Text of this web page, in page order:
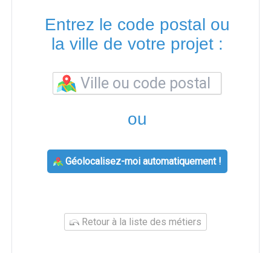
Entrez le code postal ou
la ville de votre projet :
ou
Géolocalisez-moi automatiquement !
Retour à la liste des métiers